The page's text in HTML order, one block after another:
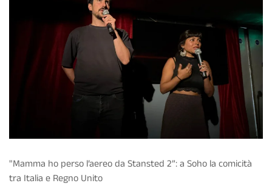
"Mamma ho perso l’aereo da Stansted 2”: a Soho la comicità
tra Italia e Regno Unito